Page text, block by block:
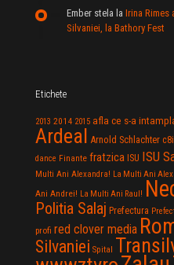
Ember stela la Irina Rimes
Silvaniei, la Bathory Fest
Etichete
2013 2014 2015 afla ce s-a
Ardeal Arnold Schlachter
dance Finante fratzica ISU ISU
Multi Ani Alexandra! La Multi Ani
Ani Andrei! La Multi Ani Raul!
Politia Salaj Prefectura
profi red clover media
Silvaniei Spital